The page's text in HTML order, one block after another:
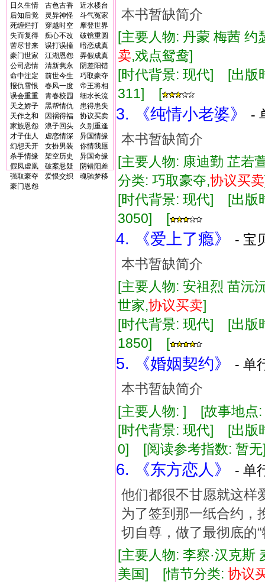
日久生情
古色古香
近水楼台
后知后觉
灵异神怪
斗气冤家
死缠烂打
穿越时空
摩登世界
失而复得
痴心不改
破镜重圆
苦尽甘来
误打误撞
暗恋成真
豪门世家
江湖恩怨
弄假成真
公司恋情
清新隽永
阴差阳错
命中注定
前世今生
巧取豪夺
报仇雪恨
春风一度
帝王将相
误会重重
青春校园
细水长流
天之娇子
黑帮情仇
患得患失
天作之和
因祸得福
协议买卖
家族恩怨
浪子回头
久别重逢
才子佳人
虐恋情深
异国情缘
幻想天开
女扮男装
你情我愿
杀手情缘
架空历史
异国奇缘
假凤虚凰
破案悬疑
阴错阳差
强取豪夺
爱恨交织
魂驰梦移
豪门恩怨
本书暂缺简介
[主要人物: 丹蒙 梅茜
卖,戏点鸳鸯]
[时代背景: 现代] [出
311] [
3. 《纯情小老婆》
-
本书暂缺简介
[主要人物: 康迪勤 芷
分类: 巧取豪夺,协议买卖
[时代背景: 现代] [出
3050] [
4. 《爱上了瘾》
- 宝
本书暂缺简介
[主要人物: 安祖烈 苗
世家,协议买卖]
[时代背景: 现代] [出
1850] [
5. 《婚姻契约》
- 单
本书暂缺简介
[主要人物: ] [故事地
[时代背景: 现代] [出
0] [阅读参考指数: 暂无
6. 《东方恋人》
- 单
他们都很不甘愿就这样
为了签到那一纸合约，
切自尊，做了最彻底
[主要人物: 李察·汉克
美国] [情节分类: 协议